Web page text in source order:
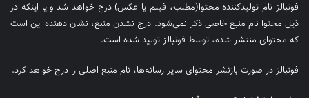
فوتبالز نام تولیدکننده محتوا(مطلب، فیلم یا عکس) درج خواهد شد و یا اینکه در
ذیل محتوا نام منبع خاصی ذکر نمی‌‎شود. درج نشدن منبع، نشان دهنده این است
که محتوای منتشر شده، توسط فوتبالز تولید شده است.
فوتبالز در صورت بازنشر محتوای سایر رسانه‌ها، نام منبع اصلی را درج خواهد کرد.